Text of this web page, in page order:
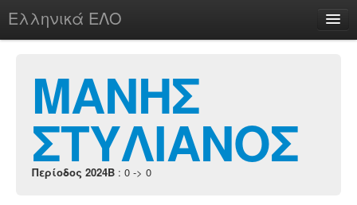
Ελληνικά ΕΛΟ
chesstu.be @ discord
Login
ΜΑΝΗΣ
ΣΤΥΛΙΑΝΟΣ
Περίοδος 2024B : 0 -> 0